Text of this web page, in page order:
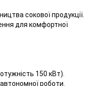
сокової продукції.
для комфортної
150 кВт).
роботи.